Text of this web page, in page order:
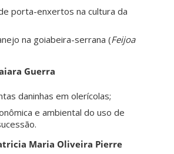
porta-enxertos na cultura da
na goiabeira-serrana (Feijoa
Guerra
daninhas em olerícolas;
e ambiental do uso de
Maria Oliveira Pierre